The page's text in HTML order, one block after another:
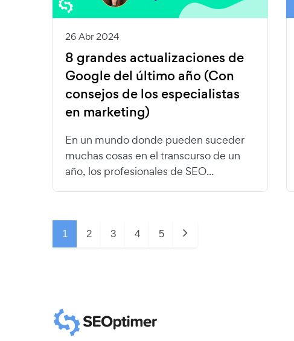
26 Abr 2024
8 grandes actualizaciones de
Google del último año (Con
consejos de los especialistas
en marketing)
En un mundo donde pueden suceder
muchas cosas en el transcurso de un
año, los profesionales de SEO...
1 2 3 4 5